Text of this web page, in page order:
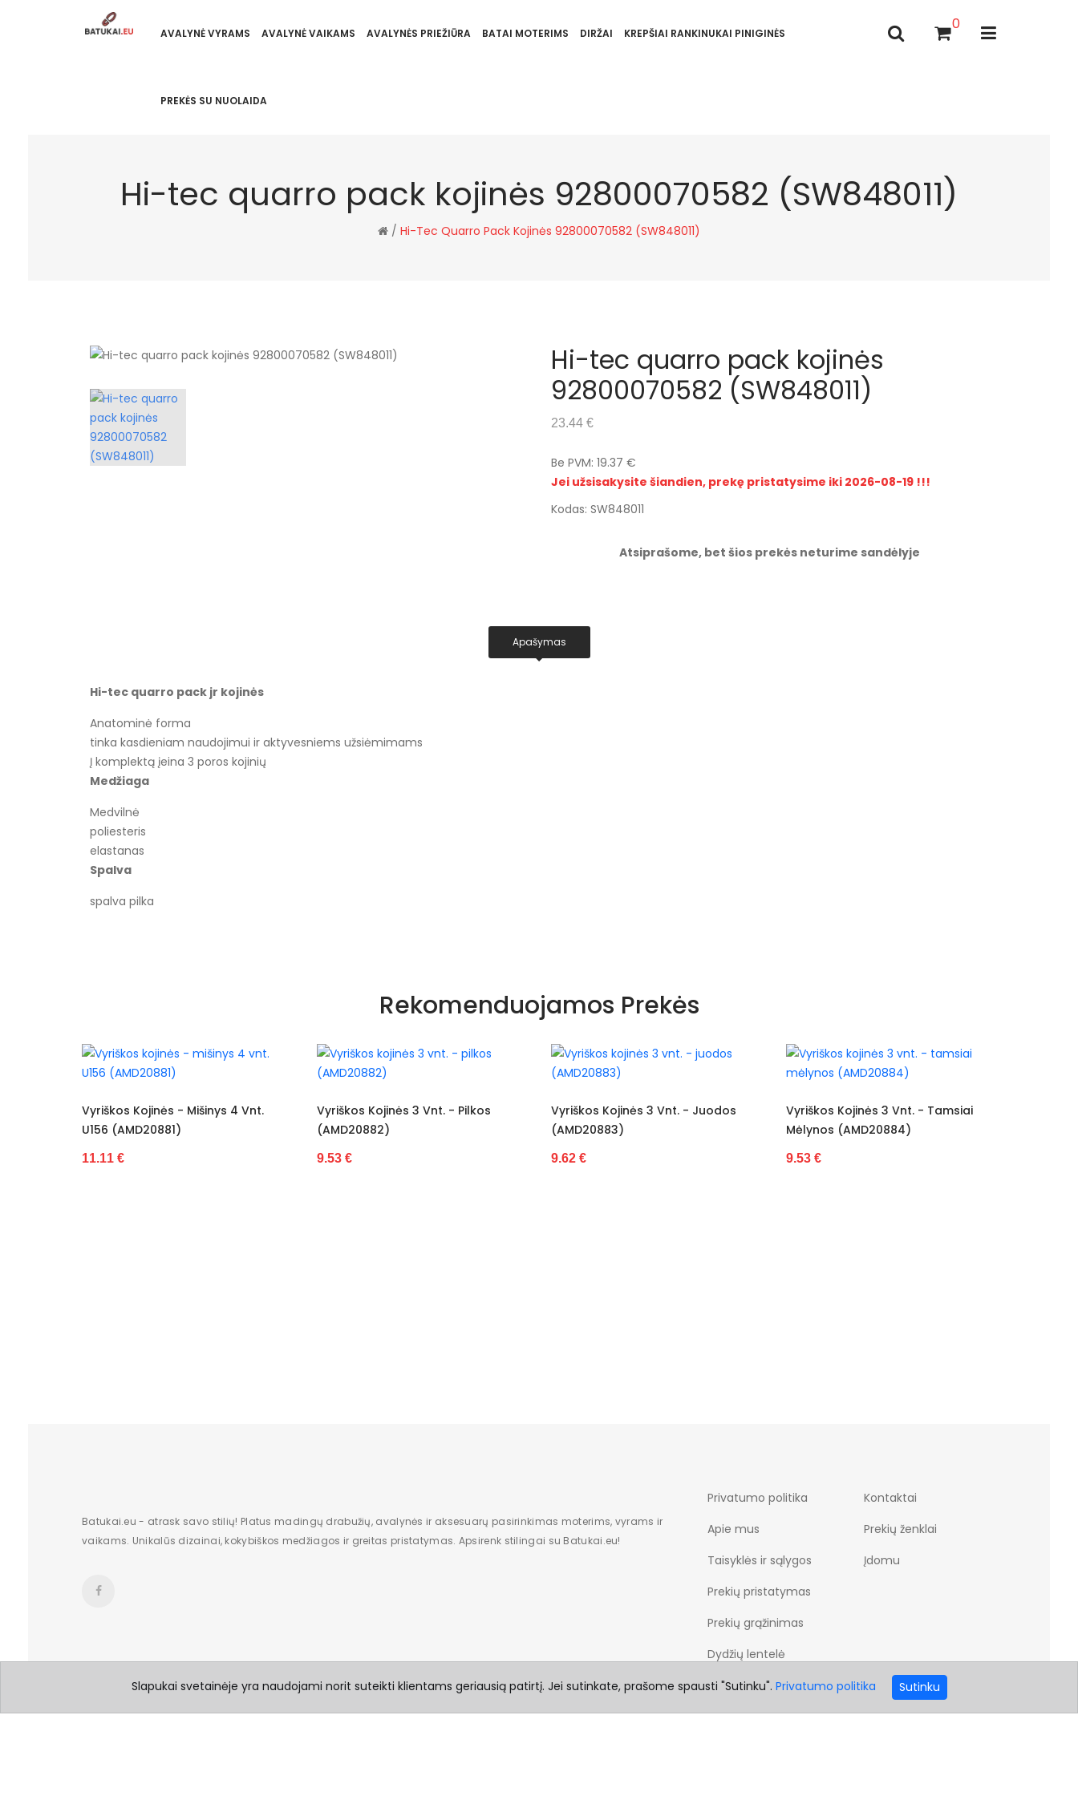
AVALYNĖ VYRAMS AVALYNĖ VAIKAMS AVALYNĖS PRIEŽIŪRA BATAI MOTERIMS DIRŽAI KREPŠIAI RANKINUKAI PINIGINĖS
PREKĖS SU NUOLAIDA
0
Hi-tec quarro pack kojinės 92800070582 (SW848011)
/ Hi-Tec Quarro Pack Kojinės 92800070582 (SW848011)
Hi-tec quarro pack kojinės
92800070582 (SW848011)
23.44 €
Be PVM: 19.37 €
Jei užsisakysite šiandien, prekę pristatysime iki 2026-08-19 !!!
Kodas: SW848011
Atsiprašome, bet šios prekės neturime sandėlyje
Apašymas
Hi-tec quarro pack jr kojinės
Anatominė forma
tinka kasdieniam naudojimui ir aktyvesniems užsiėmimams
Į komplektą įeina 3 poros kojinių
Medžiaga
Medvilnė
poliesteris
elastanas
Spalva
spalva pilka
Rekomenduojamos Prekės
Vyriškos Kojinės - Mišinys 4 Vnt.
U156 (AMD20881)
11.11 €
Vyriškos Kojinės 3 Vnt. - Pilkos
(AMD20882)
9.53 €
Vyriškos Kojinės 3 Vnt. - Juodos
(AMD20883)
9.62 €
Vyriškos Kojinės 3 Vnt. - Tamsiai
Mėlynos (AMD20884)
9.53 €
Batukai.eu - atrask savo stilių! Platus madingų drabužių, avalynės ir aksesuarų pasirinkimas moterims, vyrams ir
vaikams. Unikalūs dizainai, kokybiškos medžiagos ir greitas pristatymas. Apsirenk stilingai su Batukai.eu!
Privatumo politika
Apie mus
Taisyklės ir sąlygos
Prekių pristatymas
Prekių grąžinimas
Dydžių lentelė
Kontaktai
Prekių ženklai
Įdomu
Slapukai svetainėje yra naudojami norit suteikti klientams geriausią patirtį. Jei sutinkate, prašome spausti "Sutinku". Privatumo politika Sutinku